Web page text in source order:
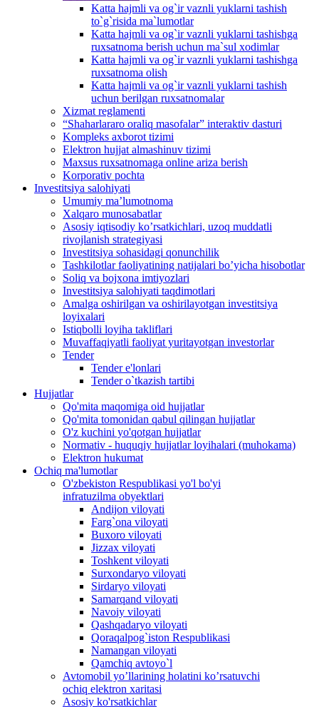
Katta hajmli va og`ir vaznli yuklarni tashish
to`g`risida ma`lumotlar
Katta hajmli va og`ir vaznli yuklarni tashishga
ruxsatnoma berish uchun ma`sul xodimlar
Katta hajmli va og`ir vaznli yuklarni tashishga
ruxsatnoma olish
Katta hajmli va og`ir vaznli yuklarni tashish
uchun berilgan ruxsatnomalar
Xizmat reglamenti
“Shaharlararo oraliq masofalar” interaktiv dasturi
Kompleks axborot tizimi
Elektron hujjat almashinuv tizimi
Maxsus ruxsatnomaga online ariza berish
Korporativ pochta
Investitsiya salohiyati
Umumiy maʼlumotnoma
Xalqaro munosabatlar
Аsosiy iqtisodiy koʼrsatkichlari, uzoq muddatli
rivojlanish strategiyasi
Investitsiya sohasidagi qonunchilik
Tashkilotlar faoliyatining natijalari boʼyicha hisobotlar
Soliq va bojxona imtiyozlari
Investitsiya salohiyati taqdimotlari
Аmalga oshirilgan va oshirilayotgan investitsiya
loyixalari
Istiqbolli loyiha takliflari
Muvaffaqiyatli faoliyat yuritayotgan investorlar
Tender
Tender e'lonlari
Tender o`tkazish tartibi
Hujjatlar
Qo'mita maqomiga oid hujjatlar
Qo'mita tomonidan qabul qilingan hujjatlar
O'z kuchini yo'qotgan hujjatlar
Normativ - huquqiy hujjatlar loyihalari (muhokama)
Elektron hukumat
Ochiq ma'lumotlar
O'zbekiston Respublikasi yo'l bo'yi
infratuzilma obyektlari
Andijon viloyati
Farg`ona viloyati
Buxoro viloyati
Jizzax viloyati
Toshkent viloyati
Surxondaryo viloyati
Sirdaryo viloyati
Samarqand viloyati
Navoiy viloyati
Qashqadaryo viloyati
Qoraqalpog`iston Respublikasi
Namangan viloyati
Qamchiq avtoyo`l
Avtomobil yo’llarining holatini ko’rsatuvchi
ochiq elektron xaritasi
Asosiy ko'rsatkichlar